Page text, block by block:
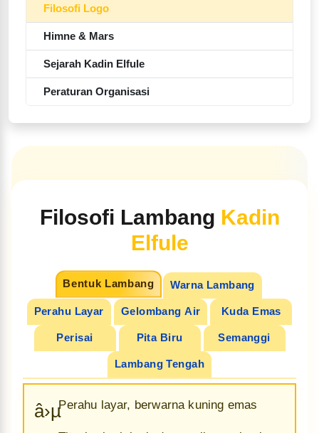
Filosofi Logo
Himne & Mars
Sejarah Kadin Elfule
Peraturan Organisasi
Filosofi Lambang Kadin
Elfule
Bentuk Lambang Warna Lambang
Perahu Layar Gelombang Air Kuda Emas
Perisai Pita Biru Semanggi
Lambang Tengah
â›µPerahu layar, berwarna kuning emas